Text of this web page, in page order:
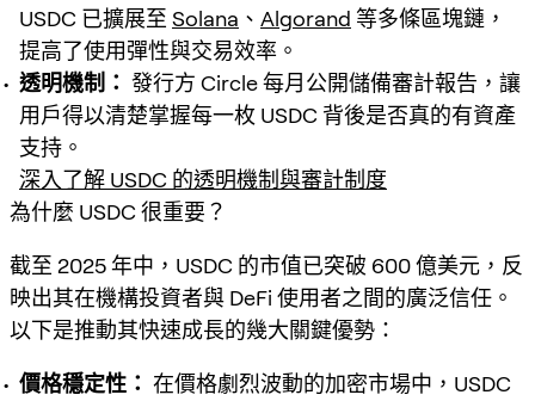
USDC 已擴展至 Solana 、 Algorand 等多條區塊鏈，
提高了使用彈性與交易效率。
透明機制： 發行方 Circle 每月公開儲備審計報告，讓
用戶得以清楚掌握每一枚 USDC 背後是否真的有資產
支持。
深入了解 USDC 的透明機制與審計制度
為什麼 USDC 很重要？
截至 2025 年中，USDC 的市值已突破 600 億美元，反
映出其在機構投資者與 DeFi 使用者之間的廣泛信任。
以下是推動其快速成長的幾大關鍵優勢：
價格穩定性： 在價格劇烈波動的加密市場中，USDC